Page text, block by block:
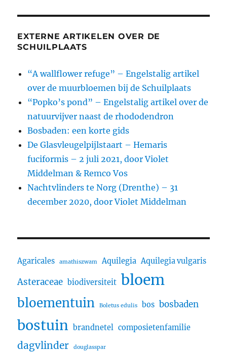
EXTERNE ARTIKELEN OVER DE
SCHUILPLAATS
“A wallflower refuge” – Engelstalig artikel
over de muurbloemen bij de Schuilplaats
“Popko’s pond” – Engelstalig artikel over de
natuurvijver naast de rhododendron
Bosbaden: een korte gids
De Glasvleugelpijlstaart – Hemaris
fuciformis – 2 juli 2021, door Violet
Middelman & Remco Vos
Nachtvlinders te Norg (Drenthe) – 31
december 2020, door Violet Middelman
Agaricales amathiszwam Aquilegia Aquilegia vulgaris
Asteraceae biodiversiteit bloem
bloementuin Boletus edulis bos bosbaden
bostuin brandnetel composietenfamilie
dagvlinder douglasspar